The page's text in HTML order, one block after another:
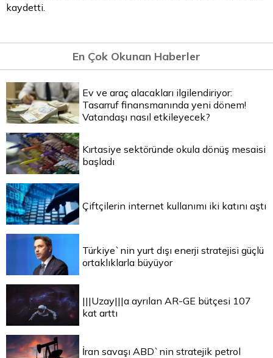
kaydetti.
En Çok Okunan Haberler
Ev ve araç alacakları ilgilendiriyor:
Tasarruf finansmanında yeni dönem!
Vatandaşı nasıl etkileyecek?
Kırtasiye sektöründe okula dönüş mesaisi
başladı
Çiftçilerin internet kullanımı iki katını aştı
Türkiye`nin yurt dışı enerji stratejisi güçlü
ortaklıklarla büyüyor
|||Uzay|||a ayrılan AR-GE bütçesi 107
kat arttı
İran savaşı ABD`nin stratejik petrol